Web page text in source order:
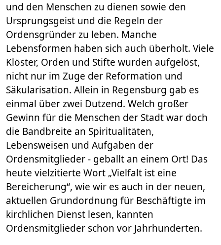
und den Menschen zu dienen sowie den
Ursprungsgeist und die Regeln der
Ordensgründer zu leben. Manche
Lebensformen haben sich auch überholt. Viele
Klöster, Orden und Stifte wurden aufgelöst,
nicht nur im Zuge der Reformation und
Säkularisation. Allein in Regensburg gab es
einmal über zwei Dutzend. Welch großer
Gewinn für die Menschen der Stadt war doch
die Bandbreite an Spiritualitäten,
Lebensweisen und Aufgaben der
Ordensmitglieder - geballt an einem Ort! Das
heute vielzitierte Wort „Vielfalt ist eine
Bereicherung“, wie wir es auch in der neuen,
aktuellen Grundordnung für Beschäftigte im
kirchlichen Dienst lesen, kannten
Ordensmitglieder schon vor Jahrhunderten.